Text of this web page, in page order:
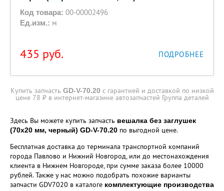
Код товара: 00-00002496
Ед.изм.: м
435 руб. ПОДРОБНЕЕ
Купить запчасть GD-V-70.20 с гарантией и доставкой по низкой
цене 78 ₽ в интернет-магазине автозапчастей Группа деталей
Здесь Вы можете купить запчасть вешалка без заглушек
(70х20 мм, черный) GD-V-70.20 по выгодной цене.
Бесплатная доставка до терминала транспортной компаний
города Павлово и Нижний Новгород, или до местонахождения
клиента в Нижнем Новгороде, при сумме заказа более 10000
рублей. Также у нас можно подобрать похожие варианты
запчасти GDV7020 в каталоге комплектующие производства